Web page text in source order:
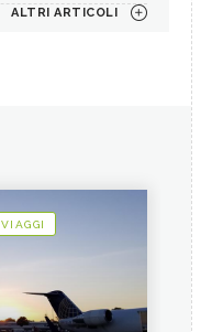
ALTRI ARTICOLI
VIAGGI